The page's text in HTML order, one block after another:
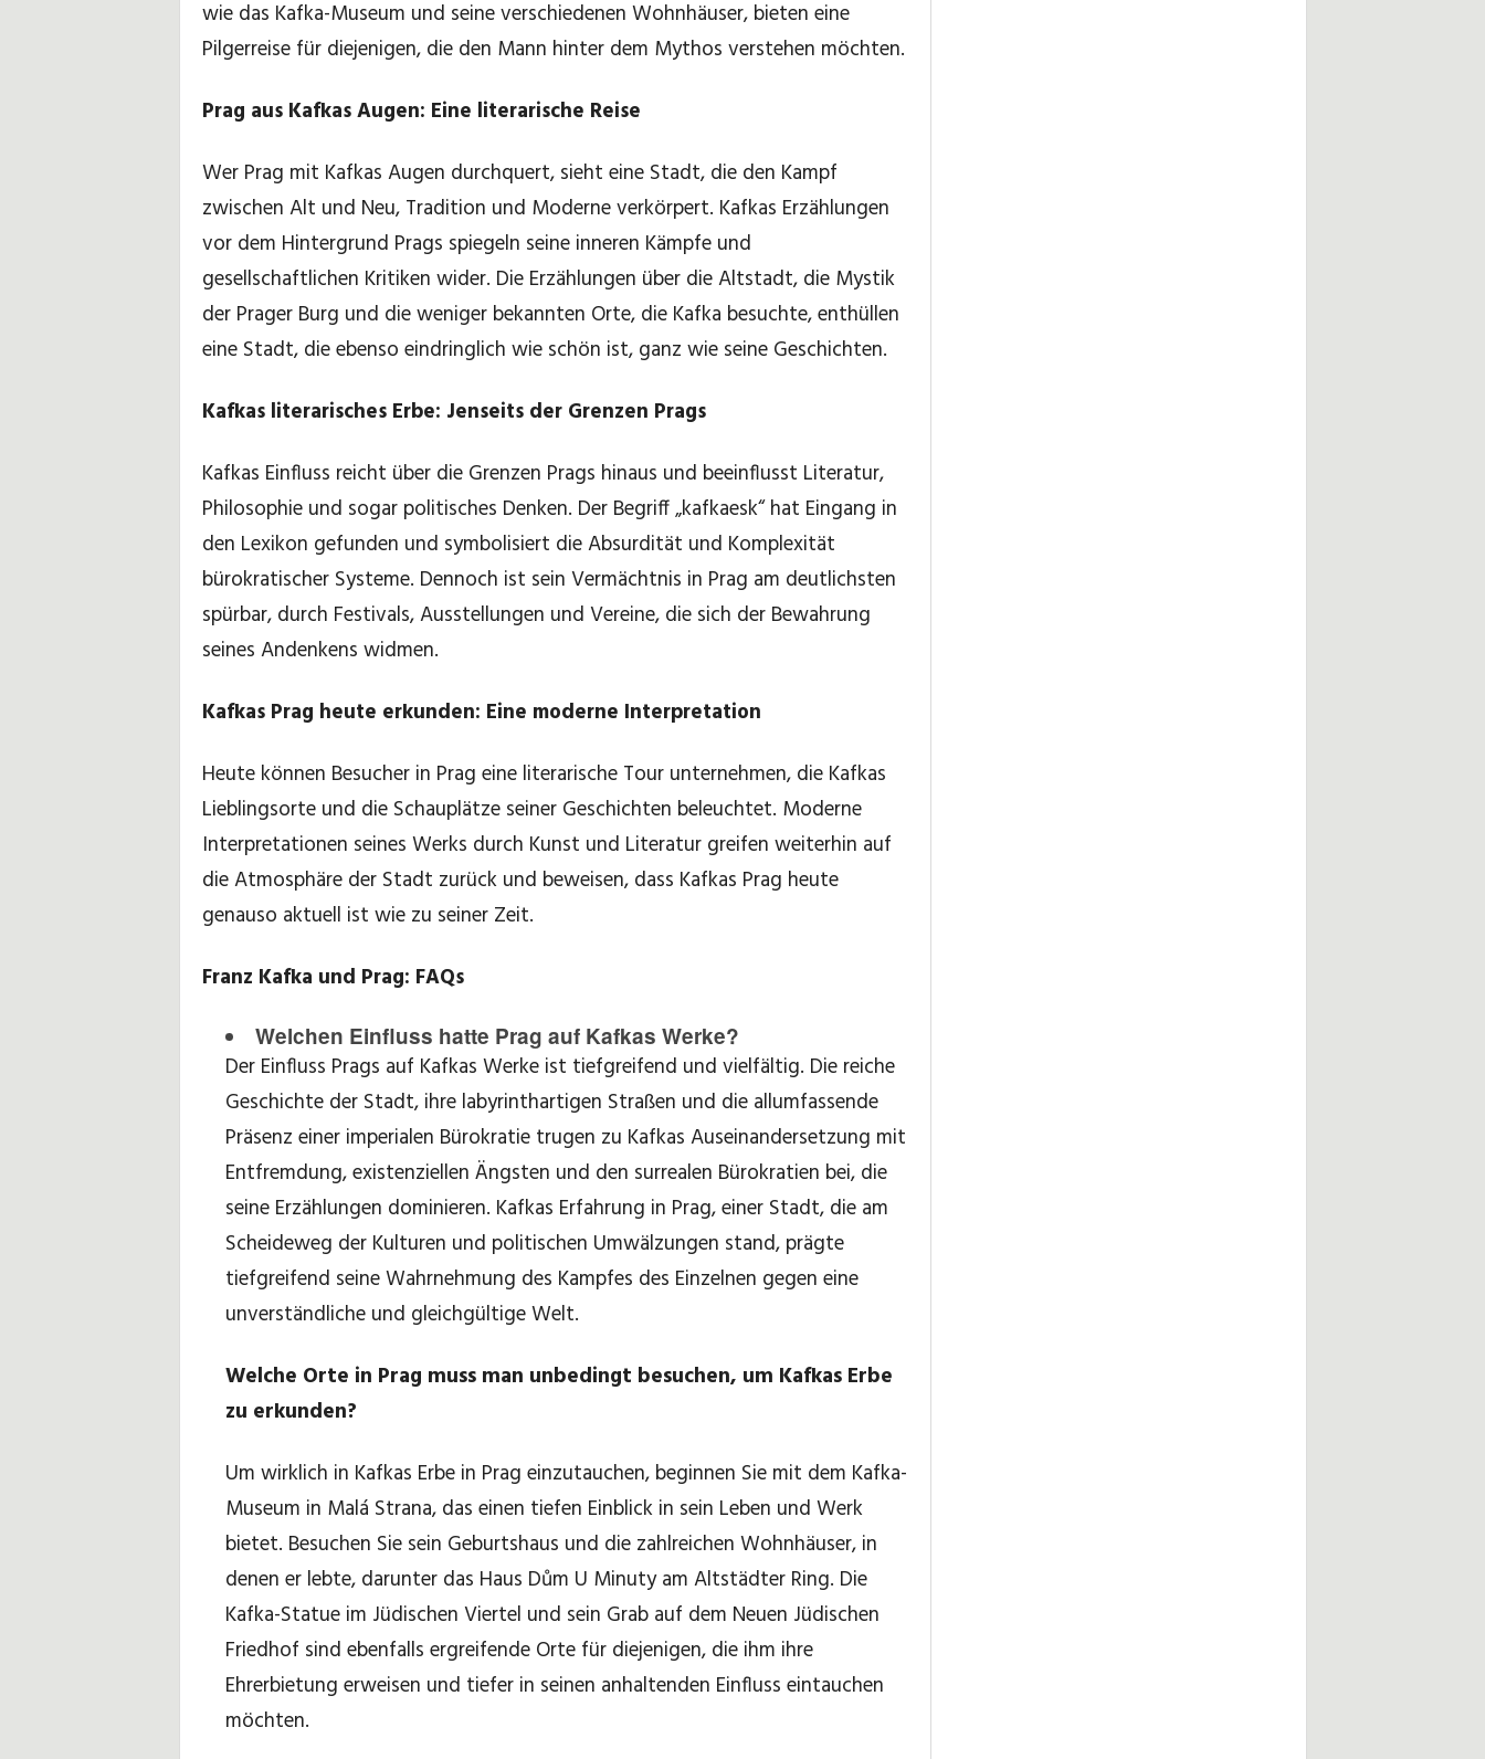
wie das Kafka-Museum und seine verschiedenen Wohnhäuser, bieten eine
Pilgerreise für diejenigen, die den Mann hinter dem Mythos verstehen möchten.
Prag aus Kafkas Augen: Eine literarische Reise
Wer Prag mit Kafkas Augen durchquert, sieht eine Stadt, die den Kampf
zwischen Alt und Neu, Tradition und Moderne verkörpert. Kafkas Erzählungen
vor dem Hintergrund Prags spiegeln seine inneren Kämpfe und
gesellschaftlichen Kritiken wider. Die Erzählungen über die Altstadt, die Mystik
der Prager Burg und die weniger bekannten Orte, die Kafka besuchte, enthüllen
eine Stadt, die ebenso eindringlich wie schön ist, ganz wie seine Geschichten.
Kafkas literarisches Erbe: Jenseits der Grenzen Prags
Kafkas Einfluss reicht über die Grenzen Prags hinaus und beeinflusst Literatur,
Philosophie und sogar politisches Denken. Der Begriff „kafkaesk“ hat Eingang in
den Lexikon gefunden und symbolisiert die Absurdität und Komplexität
bürokratischer Systeme. Dennoch ist sein Vermächtnis in Prag am deutlichsten
spürbar, durch Festivals, Ausstellungen und Vereine, die sich der Bewahrung
seines Andenkens widmen.
Kafkas Prag heute erkunden: Eine moderne Interpretation
Heute können Besucher in Prag eine literarische Tour unternehmen, die Kafkas
Lieblingsorte und die Schauplätze seiner Geschichten beleuchtet. Moderne
Interpretationen seines Werks durch Kunst und Literatur greifen weiterhin auf
die Atmosphäre der Stadt zurück und beweisen, dass Kafkas Prag heute
genauso aktuell ist wie zu seiner Zeit.
Franz Kafka und Prag: FAQs
Welchen Einfluss hatte Prag auf Kafkas Werke?
Der Einfluss Prags auf Kafkas Werke ist tiefgreifend und vielfältig. Die reiche
Geschichte der Stadt, ihre labyrinthartigen Straßen und die allumfassende
Präsenz einer imperialen Bürokratie trugen zu Kafkas Auseinandersetzung mit
Entfremdung, existenziellen Ängsten und den surrealen Bürokratien bei, die
seine Erzählungen dominieren. Kafkas Erfahrung in Prag, einer Stadt, die am
Scheideweg der Kulturen und politischen Umwälzungen stand, prägte
tiefgreifend seine Wahrnehmung des Kampfes des Einzelnen gegen eine
unverständliche und gleichgültige Welt.
Welche Orte in Prag muss man unbedingt besuchen, um Kafkas Erbe
zu erkunden?
Um wirklich in Kafkas Erbe in Prag einzutauchen, beginnen Sie mit dem Kafka-
Museum in Malá Strana, das einen tiefen Einblick in sein Leben und Werk
bietet. Besuchen Sie sein Geburtshaus und die zahlreichen Wohnhäuser, in
denen er lebte, darunter das Haus Dům U Minuty am Altstädter Ring. Die
Kafka-Statue im Jüdischen Viertel und sein Grab auf dem Neuen Jüdischen
Friedhof sind ebenfalls ergreifende Orte für diejenigen, die ihm ihre
Ehrerbietung erweisen und tiefer in seinen anhaltenden Einfluss eintauchen
möchten.